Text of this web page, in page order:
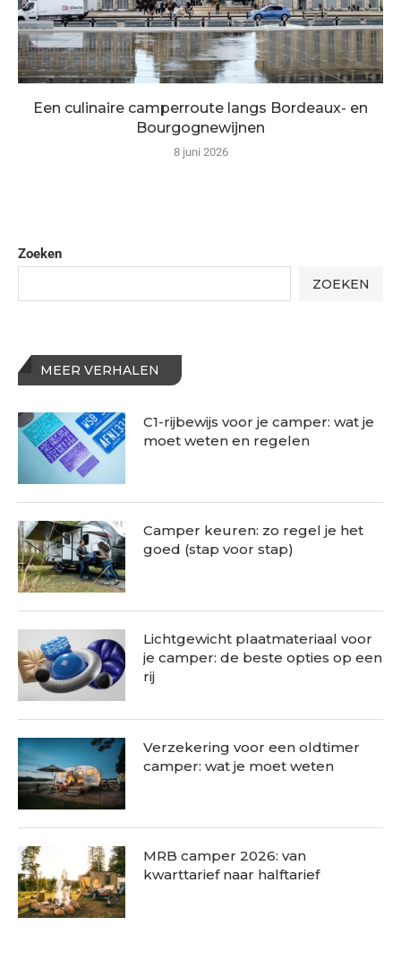
Een culinaire camperroute langs Bordeaux- en
Bourgognewijnen
8 juni 2026
Zoeken
ZOEKEN
MEER VERHALEN
C1-rijbewijs voor je camper: wat je
moet weten en regelen
Camper keuren: zo regel je het
goed (stap voor stap)
Lichtgewicht plaatmateriaal voor
je camper: de beste opties op een
rij
Verzekering voor een oldtimer
camper: wat je moet weten
MRB camper 2026: van
kwarttarief naar halftarief